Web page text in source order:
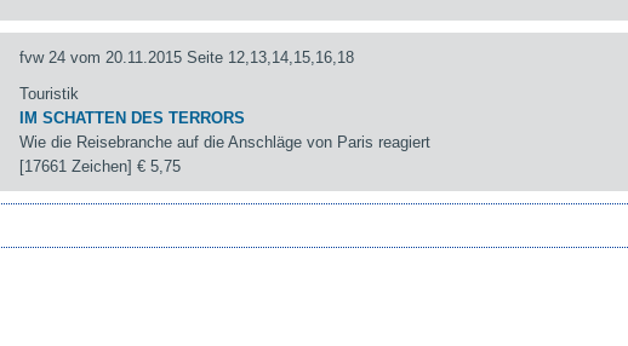
fvw 24 vom 20.11.2015 Seite 12,13,14,15,16,18
Touristik
IM SCHATTEN DES TERRORS
Wie die Reisebranche auf die Anschläge von Paris reagiert
[17661 Zeichen]€ 5,75